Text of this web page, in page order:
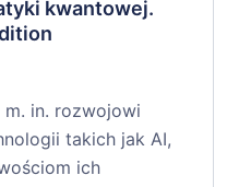
kwantowej.
m. in. rozwojowi
takich jak AI,
ich